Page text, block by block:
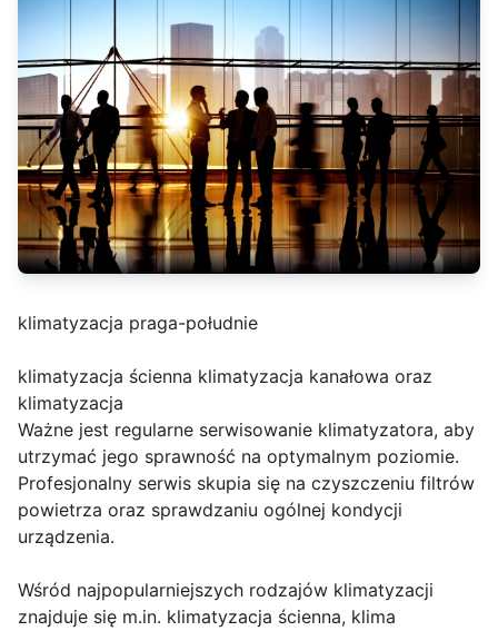
klimatyzacja praga-południe
klimatyzacja ścienna klimatyzacja kanałowa oraz
klimatyzacja
Ważne jest regularne serwisowanie klimatyzatora, aby
utrzymać jego sprawność na optymalnym poziomie.
Profesjonalny serwis skupia się na czyszczeniu filtrów
powietrza oraz sprawdzaniu ogólnej kondycji
urządzenia.
Wśród najpopularniejszych rodzajów klimatyzacji
znajduje się m.in. klimatyzacja ścienna, klima